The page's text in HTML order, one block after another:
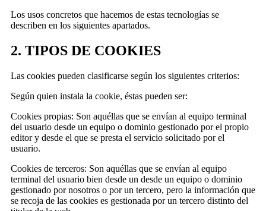
Los usos concretos que hacemos de estas tecnologías se
describen en los siguientes apartados.
2. TIPOS DE COOKIES
Las cookies pueden clasificarse según los siguientes criterios:
Según quien instala la cookie, éstas pueden ser:
Cookies propias: Son aquéllas que se envían al equipo terminal
del usuario desde un equipo o dominio gestionado por el propio
editor y desde el que se presta el servicio solicitado por el
usuario.
Cookies de terceros: Son aquéllas que se envían al equipo
terminal del usuario bien desde un desde un equipo o dominio
gestionado por nosotros o por un tercero, pero la información que
se recoja de las cookies es gestionada por un tercero distinto del